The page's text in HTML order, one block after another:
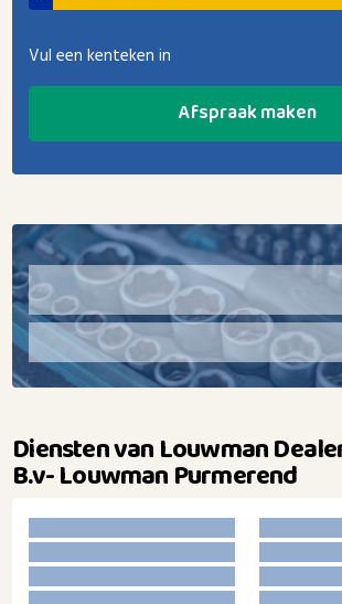
Vul een kenteken in
Afspraak maken
Diensten van Louwman
B.v- Louwman Purmerend